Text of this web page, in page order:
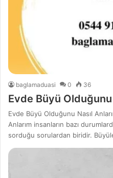
baglamaduasi 0 36
Evde Büyü Olduğunu
Evde Büyü Olduğunu Nasıl
Anlarım insanların bazı
sorduğu sorulardan biridir.